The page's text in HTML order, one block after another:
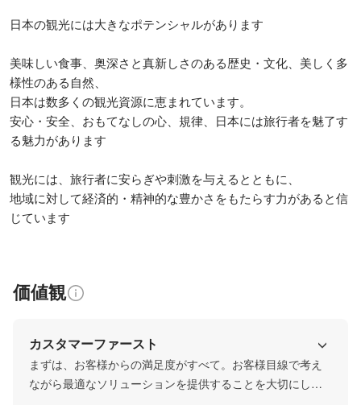
日本の観光には大きなポテンシャルがあります
美味しい食事、奥深さと真新しさのある歴史・文化、美しく多
様性のある自然、
日本は数多くの観光資源に恵まれています。
安心・安全、おもてなしの心、規律、日本には旅行者を魅了す
る魅力があります
観光には、旅行者に安らぎや刺激を与えるとともに、
地域に対して経済的・精神的な豊かさをもたらす力があると信
じています
価値観
カスタマーファースト
まずは、お客様からの満足度がすべて。お客様目線で考え
ながら最適なソリューションを提供することを大切にして